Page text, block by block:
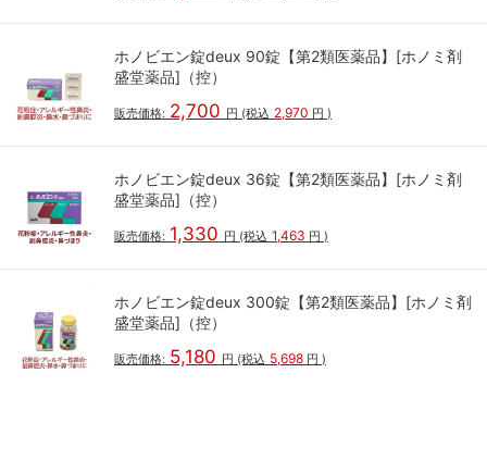
ホノビエン錠deux 90錠【第2類医薬品】[ホノミ剤
盛堂薬品]（控）
販売価格: 2,700 円 (税込 2,970 円 )
ホノビエン錠deux 36錠【第2類医薬品】[ホノミ剤
盛堂薬品]（控）
販売価格: 1,330 円 (税込 1,463 円 )
ホノビエン錠deux 300錠【第2類医薬品】[ホノミ剤
盛堂薬品]（控）
販売価格: 5,180 円 (税込 5,698 円 )